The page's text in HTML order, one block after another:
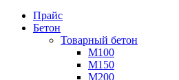
Прайс
Бетон
Товарный бетон
М100
М150
М200